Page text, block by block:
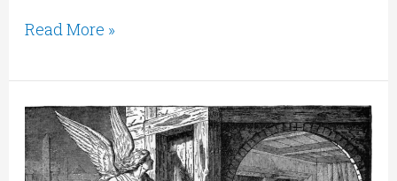
Read More »
Herrens
forløsning